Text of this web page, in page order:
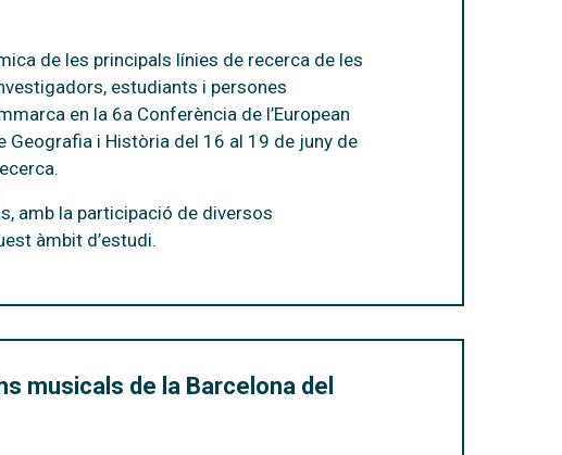
de les principals línies de recerca de les
estudiants i persones
en la 6a Conferència de l’European
Geografia i Història del 16 al 19 de juny de
amb la participació de diversos
àmbit d’estudi.
musicals de la Barcelona del